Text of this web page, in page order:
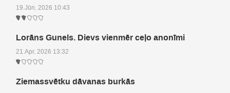
19.Jūn, 2026 10:43
Lorāns Gunels. Dievs vienmēr ceļo anonīmi
21.Apr, 2026 13:32
Ziemassvētku dāvanas burkās